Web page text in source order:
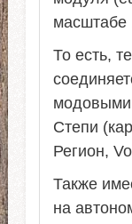
масштабе
То есть,
модовыми
Степи
Регион,
Также
на